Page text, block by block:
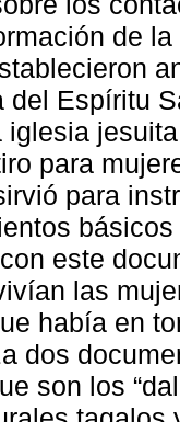
de
del Espíritu
iglesia
para
para
este
las
había en
dos
son los